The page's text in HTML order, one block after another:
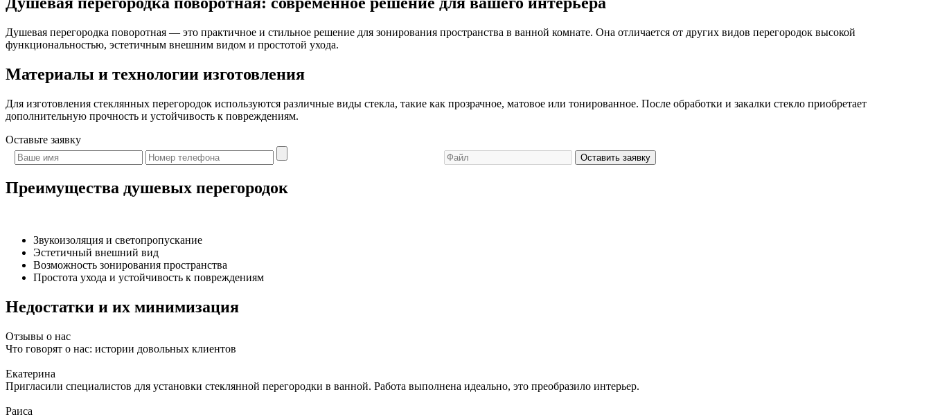
Душевая перегородка поворотная — это практичное и стильное решение для зонирования пространства в ванной комнате. Она отличается от других видов перегородок высокой
функциональностью, эстетичным внешним видом и простотой ухода.
Материалы и технологии изготовления
Для изготовления стеклянных перегородок используются различные виды стекла, такие как прозрачное, матовое или тонированное. После обработки и закалки стекло приобретает
дополнительную прочность и устойчивость к повреждениям.
Оставьте заявку
Оставить заявку
Преимущества душевых перегородок
Звукоизоляция и светопропускание
Эстетичный внешний вид
Возможность зонирования пространства
Простота ухода и устойчивость к повреждениям
Недостатки и их минимизация
Отзывы о нас
Что говорят о нас: истории довольных клиентов
Екатерина
Пригласили специалистов для установки стеклянной перегородки в ванной. Работа выполнена идеально, это преобразило интерьер.
Раиса